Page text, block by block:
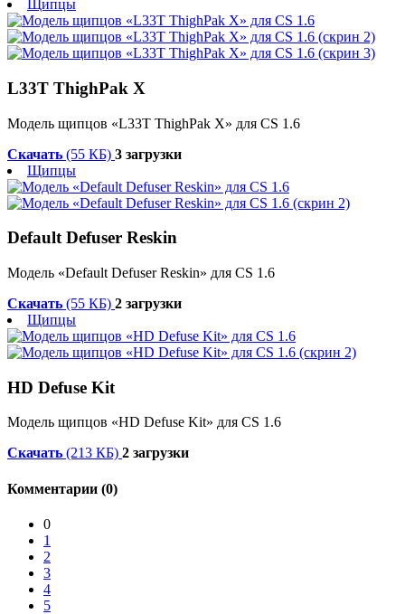
Щипцы
L33T ThighPak X
Модель щипцов «L33T ThighPak X» для CS 1.6
Скачать (55 КБ) 3 загрузки
Щипцы
Default Defuser Reskin
Модель «Default Defuser Reskin» для CS 1.6
Скачать (55 КБ) 2 загрузки
Щипцы
HD Defuse Kit
Модель щипцов «HD Defuse Kit» для CS 1.6
Скачать (213 КБ) 2 загрузки
Комментарии (0)
0
1
2
3
4
5